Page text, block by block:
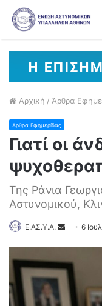
Αρχική / Άρθρα
Άρθρα Εφημερίδας
Γιατί οι
Της Ράνια
Αστυνομικού,
Ε.ΑΣ.Υ.Α. 6